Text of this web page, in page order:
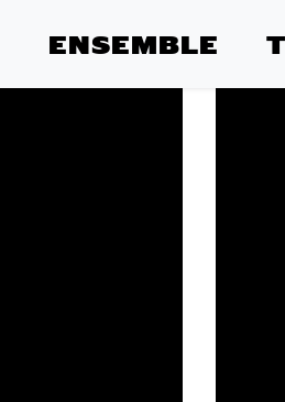
ENSEMBLE